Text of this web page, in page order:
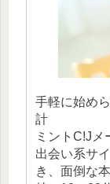
手軽に始め
計
ミントC!J
出会い系サ
き、面倒な